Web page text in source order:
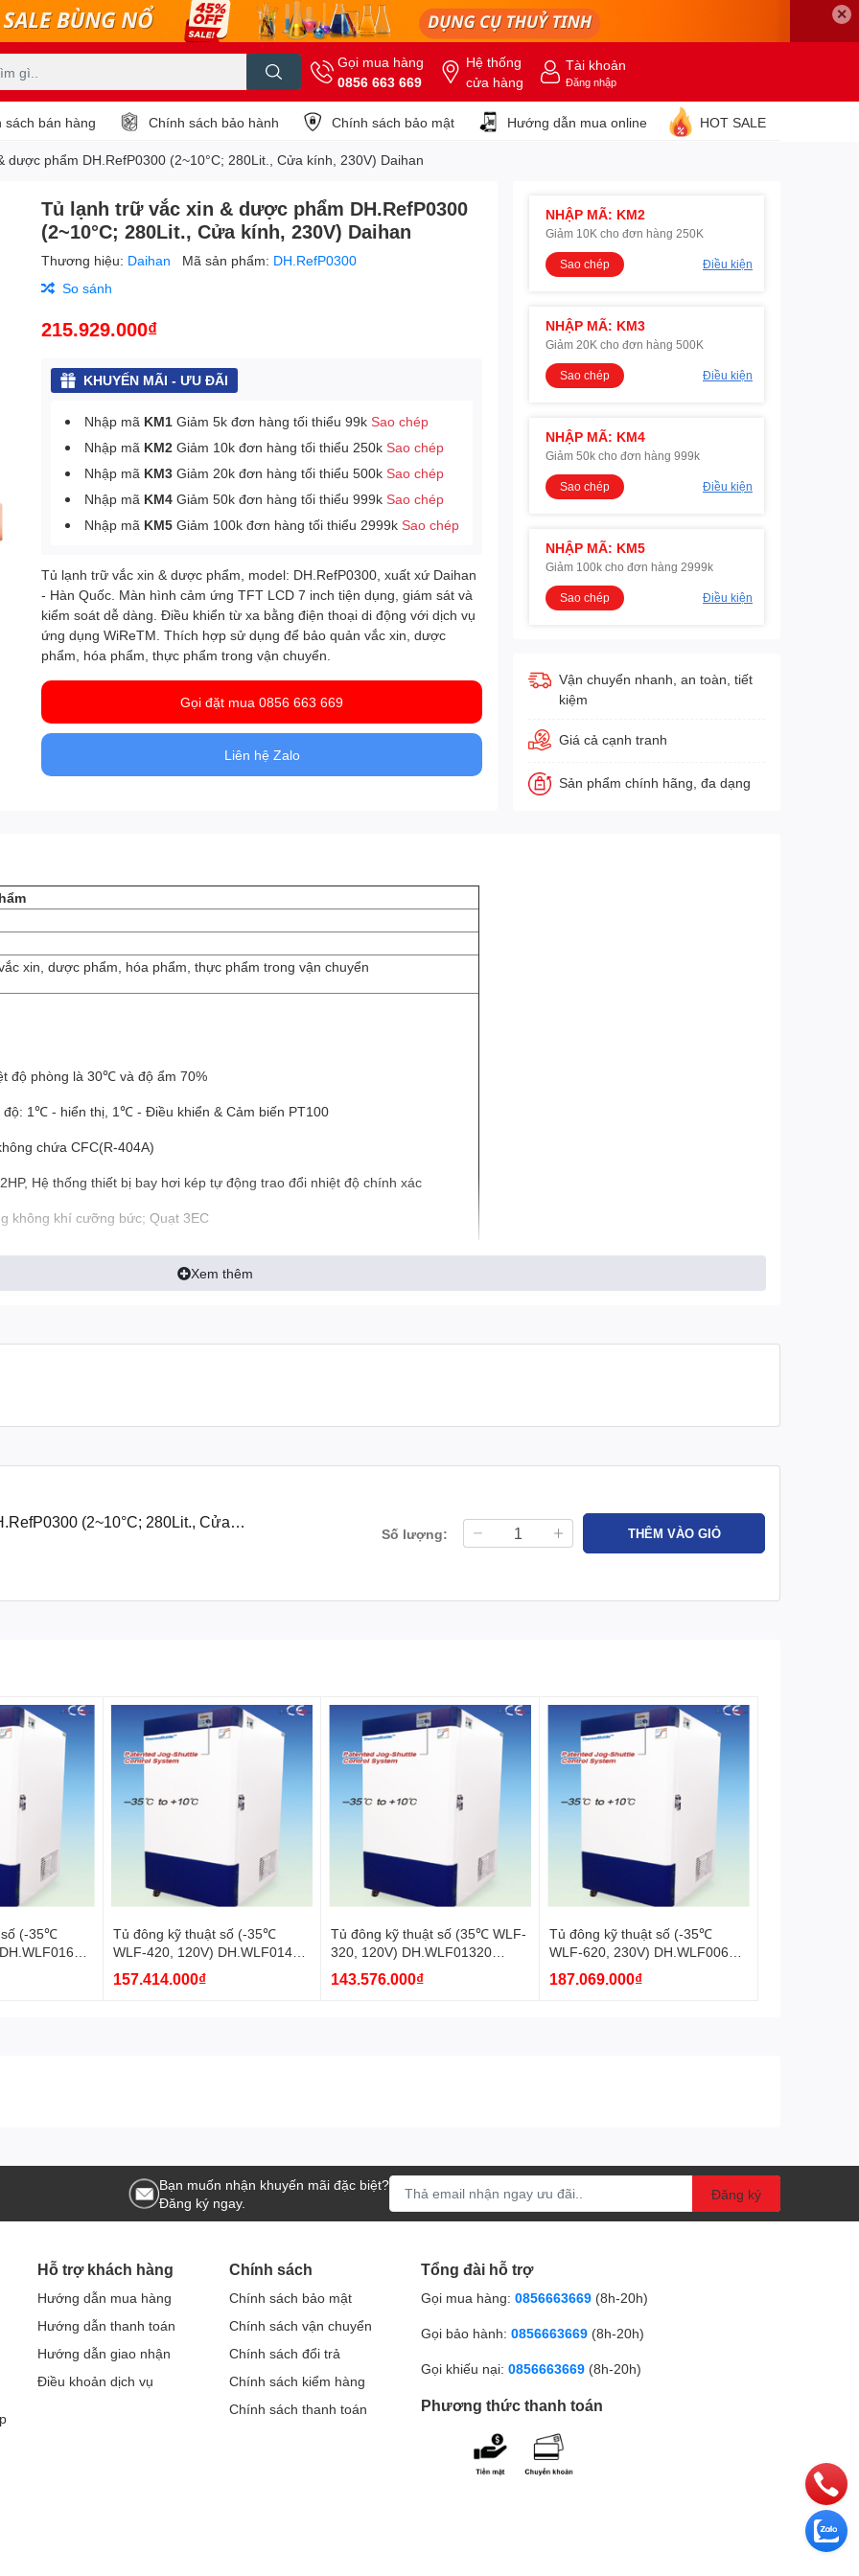
✕
Gọi mua hàng
0856 663 669
Hệ thống
cửa hàng
Tài khoản
Đăng nhập
sách bán hàng Chính sách bảo hành Chính sách bảo mật Hướng dẫn mua online HOT SALE
dược phẩm DH.RefP0300 (2~10°C; 280Lit., Cửa kính, 230V) Daihan
Tủ lạnh trữ vắc xin & dược phẩm DH.RefP0300
(2~10°C; 280Lit., Cửa kính, 230V) Daihan
Thương hiệu: Daihan Mã sản phẩm: DH.RefP0300
So sánh
215.929.000₫
KHUYẾN MÃI - ƯU ĐÃI
Nhập mã KM1 Giảm 5k đơn hàng tối thiểu 99kSao chép
Nhập mã KM2 Giảm 10k đơn hàng tối thiểu 250kSao chép
Nhập mã KM3 Giảm 20k đơn hàng tối thiểu 500kSao chép
Nhập mã KM4 Giảm 50k đơn hàng tối thiểu 999kSao chép
Nhập mã KM5 Giảm 100k đơn hàng tối thiểu 2999kSao chép
Tủ lạnh trữ vắc xin & dược phẩm, model: DH.RefP0300, xuất xứ Daihan
- Hàn Quốc. Màn hình cảm ứng TFT LCD 7 inch tiện dụng, giám sát và
kiểm soát dễ dàng. Điều khiển từ xa bằng điện thoại di động với dịch vụ
ứng dụng WiReTM. Thích hợp sử dụng để bảo quản vắc xin, dược
phẩm, hóa phẩm, thực phẩm trong vận chuyển.
Gọi đặt mua 0856 663 669
Liên hệ Zalo
NHẬP MÃ: KM2
Giảm 10K cho đơn hàng 250K
Sao chép Điều kiện
NHẬP MÃ: KM3
Giảm 20K cho đơn hàng 500K
Sao chép Điều kiện
NHẬP MÃ: KM4
Giảm 50k cho đơn hàng 999k
Sao chép Điều kiện
NHẬP MÃ: KM5
Giảm 100k cho đơn hàng 2999k
Sao chép Điều kiện
Vận chuyển nhanh, an toàn, tiết
kiệm
Giá cả cạnh tranh
Sản phẩm chính hãng, đa dạng
xin, dược phẩm, hóa phẩm, thực phẩm trong vận chuyển
độ phòng là 30℃ và độ ẩm 70%
độ: 1℃ - hiển thị, 1℃ - Điều khiển & Cảm biến PT100
chứa CFC(R-404A)
Hệ thống thiết bị bay hơi kép tự động trao đổi nhiệt độ chính xác
không khí cưỡng bức; Quạt 3EC
trước: 3
gỉ, Bên ngoài : Thép sơn tĩnh điện
nhiệt độ tự động.
inch tiện dụng; Giám sát và kiểm soát dễ dàng.
Xem thêm
(2~10°C; 280Lit., Cửa
Số lượng: THÊM VÀO GIỎ
số (-35℃
Tủ đông kỹ thuật số (-35℃
WLF-420, 120V) DH.WLF01420
Daihan
157.414.000₫
Tủ đông kỹ thuật số (35℃ WLF-
320, 120V) DH.WLF01320
Daihan
143.576.000₫
Tủ đông kỹ thuật số (-35℃
WLF-620, 230V) DH.WLF00620
Daihan
187.069.000₫
Bạn muốn nhận khuyến mãi đặc biệt?
Đăng ký ngay.
Đăng ký
Hỗ trợ khách hàng
Hướng dẫn mua hàng
Hướng dẫn thanh toán
Hướng dẫn giao nhận
Điều khoản dịch vụ
Chính sách
Chính sách bảo mật
Chính sách vận chuyển
Chính sách đổi trả
Chính sách kiểm hàng
Chính sách thanh toán
Tổng đài hỗ trợ
Gọi mua hàng: 0856663669 (8h-20h)
Gọi bảo hành: 0856663669 (8h-20h)
Gọi khiếu nại: 0856663669 (8h-20h)
Phương thức thanh toán